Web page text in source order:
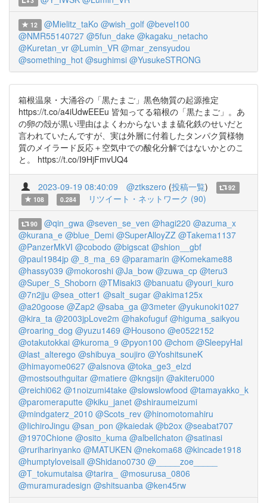
12 @Mielitz_taKo @wish_golf @bevel100
@NMR55140727 @5fun_dake @kagaku_netacho
@Kuretan_vr @Lumin_VR @mar_zensyudou
@something_hot @sughimsi @YusukeSTRONG
箱根温泉・大涌谷の「黒たまご」黒色物質の起源推定
https://t.co/a4iUdwEEEu 皆知ってる箱根の「黒たまご」。あ
の卵の殻が黒い理由はよくわからないまま硫化鉄のせいだと
言われていたんですが、実は外層に付着したタンパク質様物
質のメイラード反応＋空気中での酸化分解ではないかとのこ
と。 https://t.co/I9HjFmvUQ4
2023-09-19 08:40:09 @ztkszero (投稿一覧)
92
108
0.284 リツイート・ネットワーク (90)
90 @qin_gwa @seven_se_ven @hagi220 @azuma_x
@kurana_e @blue_Demi @SuperAlloyZZ @Takema1137
@PanzerMkVI @cobodo @bigscat @shion__gbf
@paul1984jp @_8_ma_69 @paramarin @Komekame88
@hassy039 @mokoroshi @Ja_bow @zuwa_cp @teru3
@Super_S_Shoborn @TMisaki3 @banuatu @youri_kuro
@7n2jju @sea_otter1 @salt_sugar @akima125x
@a20goose @Zap2 @saba_ga @3meter @yukunoki1027
@kira_ta @2003jpLove2m @hakofuguf @higuma_saikyou
@roaring_dog @yuzu1469 @Housono @e0522152
@otakutokkai @kuroma_9 @pyon100 @chom @SleepyHal
@last_alterego @shibuya_soujiro @YoshitsuneK
@himayome0627 @alsnova @toka_ge3_elzd
@mostsouthguitar @matiere @kngsijn @akiteru000
@reichi062 @1noizumi4take @slowslowfood @tamayakko_k
@paromeraputte @kiku_janet @shiraumeizumi
@mindgaterz_2010 @Scots_rev @hinomotomahiru
@IichiroJingu @san_pon @kaiedak @b2ox @seabat707
@1970Chione @osito_kuma @albellchaton @satinasi
@ruriharinyanko @MATUKEN @nekoma68 @kincade1918
@humptyloveisall @Shidano0730 @_____zoe_____
@T_tokumutaisa @tarira_ @mosurusa_0806
@muramuradesign @shitsuanba @ken45rw